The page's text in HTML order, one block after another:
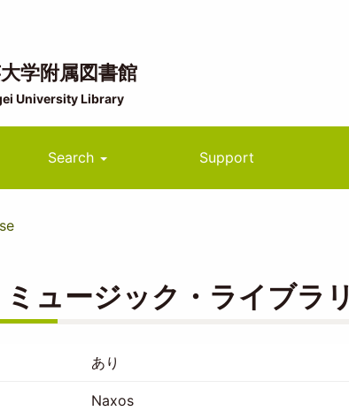
学附属図書館
University Library
Search Support
ュージック・ライブラ
あり
Naxos